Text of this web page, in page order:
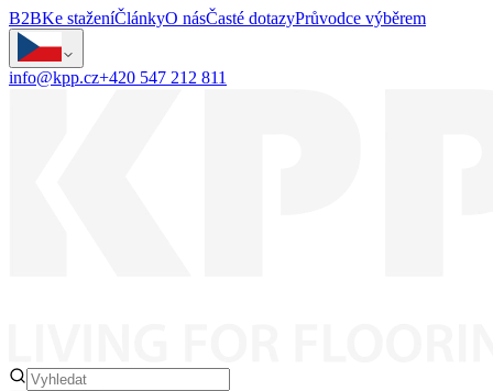
B2BKe staženíČlánkyO násČasté dotazyPrůvodce výběrem
info@kpp.cz+420 547 212 811